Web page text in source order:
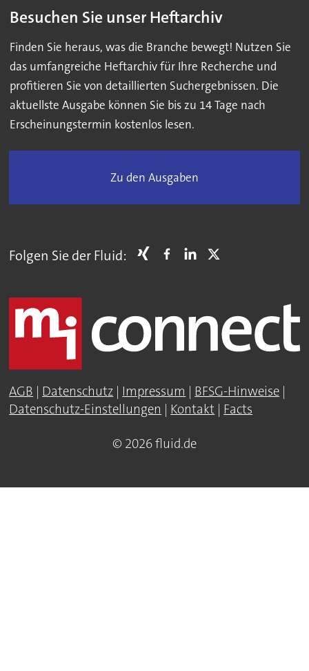
Besuchen Sie unser Heftarchiv
Finden Sie heraus, was die Branche bewegt! Nutzen Sie
das umfangreiche Heftarchiv für Ihre Recherche und
profitieren Sie von detaillierten Suchergebnissen. Die
aktuellste Ausgabe können Sie bis zu 14 Tage nach
Erscheinungstermin kostenlos lesen.
Zu den Ausgaben
Folgen Sie der Fluid:
AGB | Datenschutz | Impressum | BFSG-Hinweise |
Datenschutz-Einstellungen | Kontakt | Facts
© 2026 fluid.de